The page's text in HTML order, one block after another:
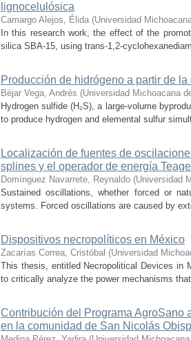
lignocelulósica
Camargo Alejos, Élida (Universidad
In this research work, the effect of the
silica SBA-15, using trans-1,2-
Producción de hidrógeno a partir de
Béjar Vega, Andrés (Universidad Michoacana
Hydrogen sulfide (H₂S), a large-volume
to produce hydrogen and elemental sulfur
Localización de fuentes de
splines y el operador de energía
Domínguez Navarrete, Reynaldo (Universidad
Sustained oscillations, whether forced or
systems. Forced oscillations are caused by
Dispositivos necropolíticos en México
Zacarías Correa, Cristóbal (Universidad
This thesis, entitled Necropolitical Devices in
to critically analyze the power mechanisms
Contribución del Programa AgroSano
en la comunidad de San Nicolás